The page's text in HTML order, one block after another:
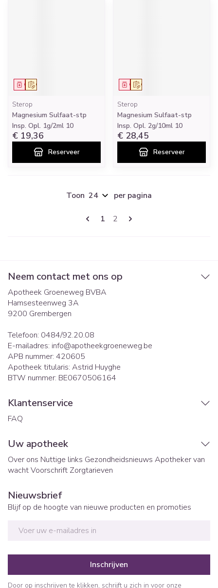
Op voorschrift
Geneesmiddel
Sterop
Magnesium Sulfaat-stp
Insp. Opl. 1g/2ml 10
€ 19,36
Reserveer
Op voorschrift
Geneesmiddel
Sterop
Magnesium Sulfaat-stp
Insp. Opl. 2g/10ml 10
€ 28,45
Reserveer
Pagina's
U lees momenteel pagina
1 Pagina
2
Toon per pagina
Neem contact met ons op
Apotheek Groeneweg BVBA
Hamsesteenweg 3A
9200 Grembergen
Telefoon: 0484/92.20.08
E-mailadres: info@apotheekgroeneweg.be
APB nummer: 420605
Apotheek titularis: Astrid Huyghe
BTW nummer: BE0670506164
Klantenservice
FAQ
Uw apotheek
Over ons Nuttige links Gezondheidsnieuws Apotheker van
wachtVoorschrift Zorgtarieven
Nieuwsbrief
Blijf op de hoogte van nieuwe producten en promoties
Inschrijven
Door op inschrijven te klikken, schrijft u zich in voor onze